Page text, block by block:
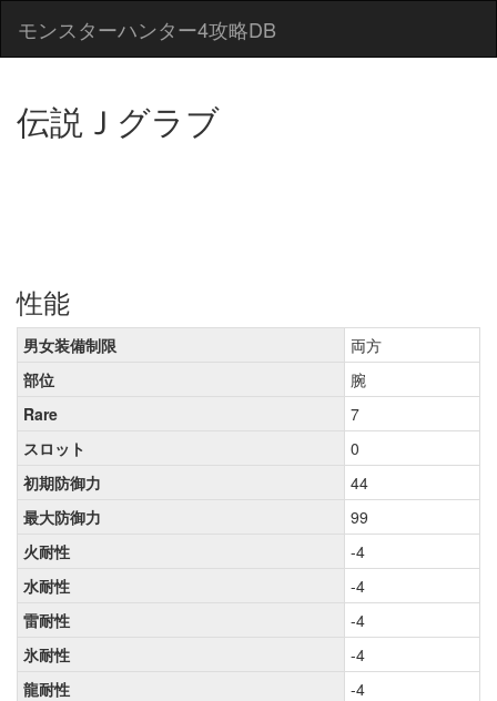
モンスターハンター4攻略DB
伝説Ｊグラブ
性能
男女装備制限
両方
部位
腕
Rare
7
スロット
0
初期防御力
44
最大防御力
99
火耐性
-4
水耐性
-4
雷耐性
-4
氷耐性
-4
龍耐性
-4